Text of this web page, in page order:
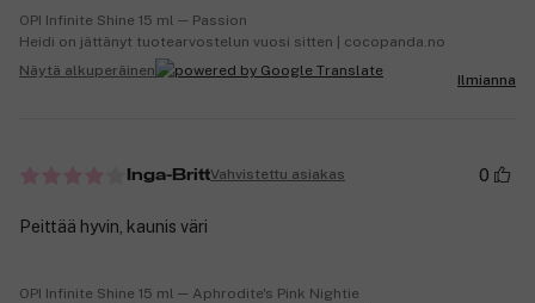
OPI Infinite Shine 15 ml ─ Passion
Heidi on jättänyt tuotearvostelun vuosi sitten | cocopanda.no
Näytä alkuperäinen
Ilmianna
Inga-BrittVahvistettu asiakas 0
Peittää hyvin, kaunis väri
OPI Infinite Shine 15 ml ─ Aphrodite's Pink Nightie